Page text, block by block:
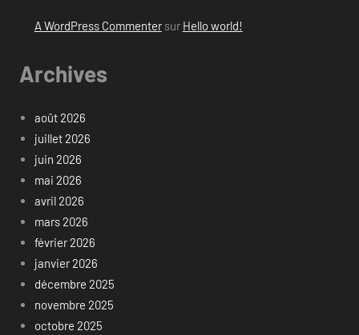
A WordPress Commentersur Hello world!
Archives
août 2026
juillet 2026
juin 2026
mai 2026
avril 2026
mars 2026
février 2026
janvier 2026
décembre 2025
novembre 2025
octobre 2025